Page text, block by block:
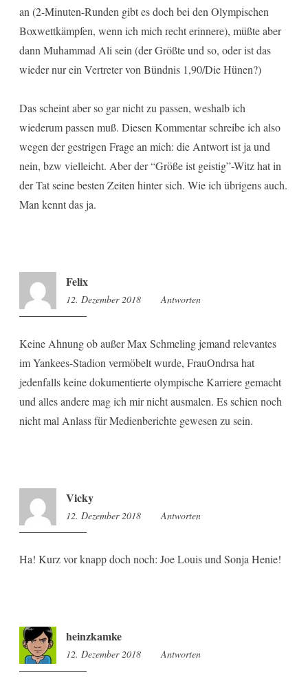
an (2-Minuten-Runden gibt es doch bei den Olympischen
Boxwettkämpfen, wenn ich mich recht erinnere), müßte aber
dann Muhammad Ali sein (der Größte und so, oder ist das
wieder nur ein Vertreter von Bündnis 1,90/Die Hünen?)
Das scheint aber so gar nicht zu passen, weshalb ich
wiederum passen muß. Diesen Kommentar schreibe ich also
wegen der gestrigen Frage an mich: die Antwort ist ja und
nein, bzw vielleicht. Aber der “Größe ist geistig”-Witz hat in
der Tat seine besten Zeiten hinter sich. Wie ich übrigens auch.
Man kennt das ja.
Felix
12. Dezember 2018 17:12
Antworten
Keine Ahnung ob außer Max Schmeling jemand relevantes
im Yankees-Stadion vermöbelt wurde, FrauOndrsa hat
jedenfalls keine dokumentierte olympische Karriere gemacht
und alles andere mag ich mir nicht ausmalen. Es schien noch
nicht mal Anlass für Medienberichte gewesen zu sein.
Vicky
12. Dezember 2018 18:15
Antworten
Ha! Kurz vor knapp doch noch: Joe Louis und Sonja Henie!
heinzkamke
12. Dezember 2018 19:15
Antworten